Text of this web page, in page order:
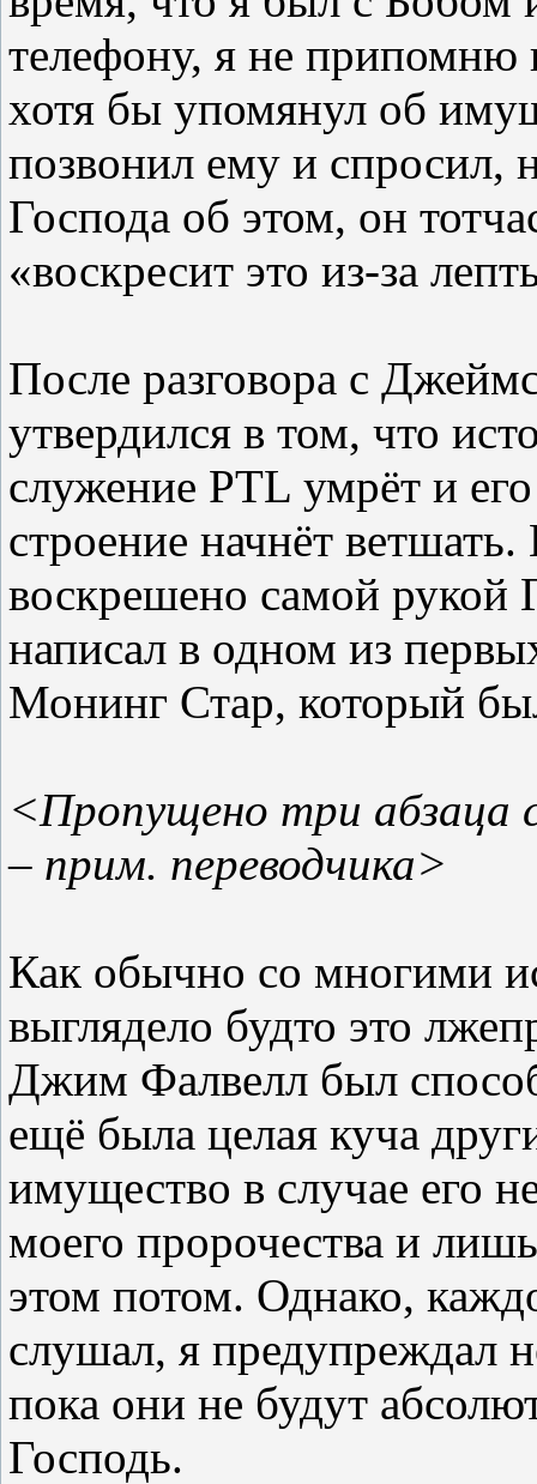
телефону, я не припомню
хотя бы упомянул об
позвонил ему и спросил,
Господа об этом, он
«воскресит это из-за
После разговора с
утвердился в том, что
служение PTL умрёт и
строение начнёт
воскрешено самой
написал в одном из
Монинг Стар, который
<Пропущено три абзаца
– прим. переводчика>
Как обычно со многими
выглядело будто это
Джим Фалвелл был
ещё была целая куча
имущество в случае его
моего пророчества и
этом потом. Однако,
слушал, я предупреждал
пока они не будут
Господь.